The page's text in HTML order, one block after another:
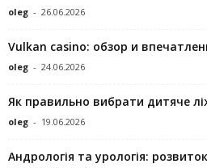
oleg - 26.06.2026
Vulkan casino: обзор и
oleg - 24.06.2026
Як правильно вибрати дитяче
oleg - 19.06.2026
Андрологія та урологія: